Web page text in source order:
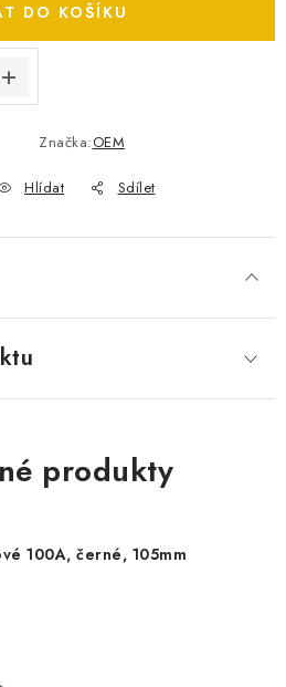
DOPRAVA
O NÁS
ČASTO KLADENÉ OTÁZKY, FAQ
DO KOŠÍKU
Značka:OEM
Hlídat Sdílet
produkty
100A, černé, 105mm